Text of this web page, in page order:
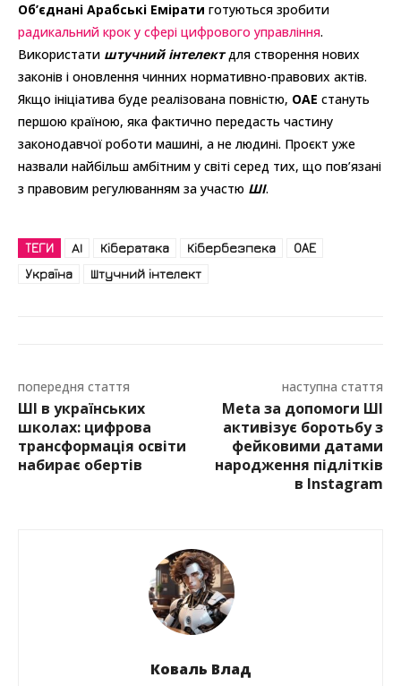
Об’єднані Арабські Емірати готуються зробити
радикальний крок у сфері цифрового управління.
Використати штучний інтелектдля створення нових
законів і оновлення чинних нормативно-правових актів.
Якщо ініціатива буде реалізована повністю, ОАЕ стануть
першою країною, яка фактично передасть частину
законодавчої роботи машині, а не людині. Проєкт уже
назвали найбільш амбітним у світі серед тих, що пов’язані
з правовим регулюванням за участю ШІ.
ТЕГИ AI Кібератака Кібербезпека
ОАЕ
Україна
Штучний інтелект
попередня стаття
ШІ в українських
школах: цифрова
трансформація освіти
набирає обертів
наступна стаття
Meta за допомоги ШІ
активізує боротьбу з
фейковими датами
народження підлітків
в Instagram
Коваль Влад